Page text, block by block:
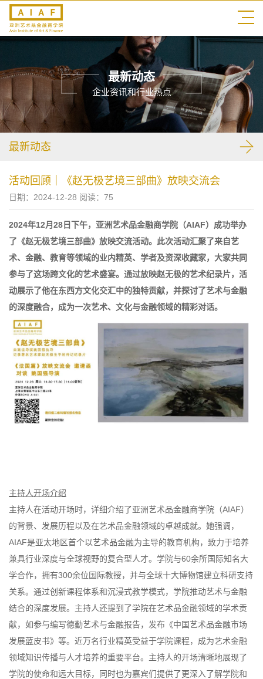
最新动态
企业资讯和行业热点
最新动态
活动回顾｜《赵无极艺境三部曲》放映交流会
日期：2024-12-28 阅读： 75
2024年12月28日下午，亚洲艺术品金融商学院（AIAF）成功举办
了《赵无极艺境三部曲》放映交流活动。此次活动汇聚了来自艺
术、金融、教育等领域的业内精英、学者及资深收藏家，大家共同
参与了这场跨文化的艺术盛宴。通过放映赵无极的艺术纪录片，活
动展示了他在东西方文化交汇中的独特贡献，并探讨了艺术与金融
的深度融合，成为一次艺术、文化与金融领域的精彩对话。
主持人开场介绍
主持人在活动开场时，详细介绍了亚洲艺术品金融商学院（AIAF）
的背景、发展历程以及在艺术品金融领域的卓越成就。她强调，
AIAF是亚太地区首个以艺术品金融为主导的教育机构，致力于培养
兼具行业深度与全球视野的复合型人才。学院与60余所国际知名大
学合作，拥有300余位国际教授，并与全球十大博物馆建立科研支持
关系。通过创新课程体系和沉浸式教学模式，学院推动艺术与金融
结合的深度发展。主持人还提到了学院在艺术品金融领域的学术贡
献，如参与编写德勤艺术与金融报告，发布《中国艺术品金融市场
发展蓝皮书》等。近万名行业精英受益于学院课程，成为艺术金融
领域知识传播与人才培养的重要平台。主持人的开场清晰地展现了
学院的使命和远大目标，同时也为嘉宾们提供了更深入了解学院和